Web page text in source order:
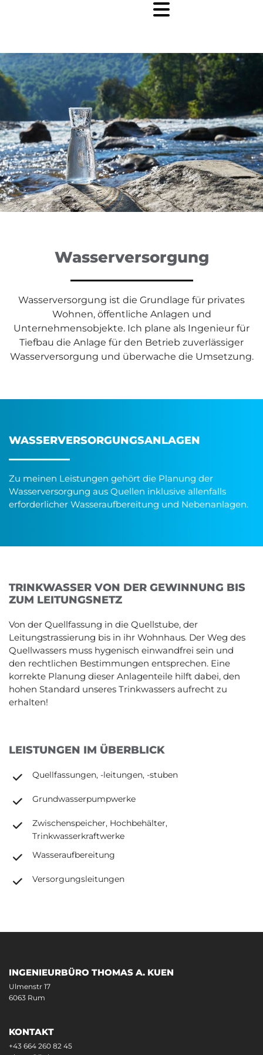
Wasserversorgung
Wasserversorgung ist die Grundlage für privates
Wohnen, öffentliche Anlagen und
Unternehmensobjekte. Ich plane als Ingenieur für
Tiefbau die Anlage für den Betrieb zuverlässiger
Wasserversorgung und überwache die Umsetzung.
WASSERVERSORGUNGSANLAGEN
Zu meinen Leistungen gehört die Planung der
Wasserversorgung aus Quellen inklusive allenfalls
erforderlicher Wasseraufbereitung und Nebenanlagen.
TRINKWASSER VON DER GEWINNUNG BIS
ZUM LEITUNGSNETZ
Von der Quellfassung in die Quellstube, der
Leitungstrassierung bis in ihr Wohnhaus. Der Weg des
Quellwassers muss hygenisch einwandfrei sein und
den rechtlichen Bestimmungen entsprechen. Eine
korrekte Planung dieser Anlagenteile hilft dabei, den
hohen Standard unseres Trinkwassers aufrecht zu
erhalten!
LEISTUNGEN IM ÜBERBLICK
Quellfassungen, -leitungen, -stuben
Grundwasserpumpwerke
Zwischenspeicher, Hochbehälter,
Trinkwasserkraftwerke
Wasseraufbereitung
Versorgungsleitungen
INGENIEURBÜRO THOMAS A. KUEN
Ulmenstr 17
6063 Rum
KONTAKT
+43 664 260 82 45